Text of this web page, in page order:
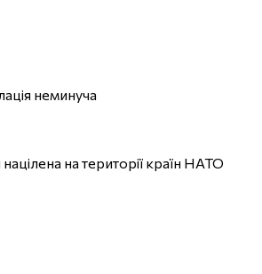
неминуча
націлена на території країн НАТО